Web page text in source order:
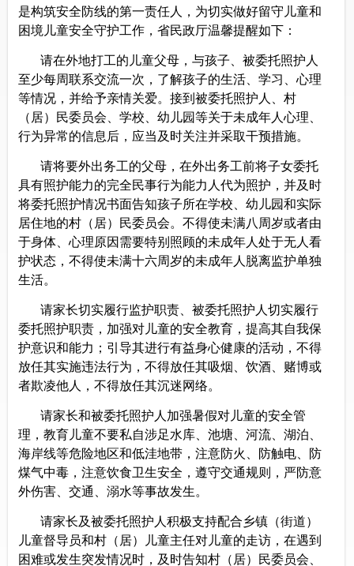
是构筑安全防线的第一责任人，为切实做好留守儿童和
困境儿童安全守护工作，省民政厅温馨提醒如下：
请在外地打工的儿童父母，与孩子、被委托照护人
至少每周联系交流一次，了解孩子的生活、学习、心理
等情况，并给予亲情关爱。接到被委托照护人、村
（居）民委员会、学校、幼儿园等关于未成年人心理、
行为异常的信息后，应当及时关注并采取干预措施。
请将要外出务工的父母，在外出务工前将子女委托
具有照护能力的完全民事行为能力人代为照护，并及时
将委托照护情况书面告知孩子所在学校、幼儿园和实际
居住地的村（居）民委员会。不得使未满八周岁或者由
于身体、心理原因需要特别照顾的未成年人处于无人看
护状态，不得使未满十六周岁的未成年人脱离监护单独
生活。
请家长切实履行监护职责、 被委托照护人切实履行
委托照护职责，加强对 儿童的安全教育，提高其自我保
护意识和能力；引导其进行有益身心健康的活动，不得
放任其实施违法行为，不得放任其吸烟、饮酒、赌博或
者欺凌他人，不得放任其沉迷网络。
请家长和被委托照护人加强暑假对 儿童的安全管
理，教育儿童不要私自涉足水库、池塘、河流、湖泊、
海岸线等危险地区和低洼地带，注意防火、防触电、防
煤气中毒，注意饮食卫生安全，遵守交通规则，严防意
外伤害、交通、溺水等事故发生。
请家长及被委托照护人积极支持配合乡镇（街道）
儿童督导员和村（居）儿童主任对儿童的走访，在遇到
困难或发生突发情况时，及时告知村（居）民委员会、